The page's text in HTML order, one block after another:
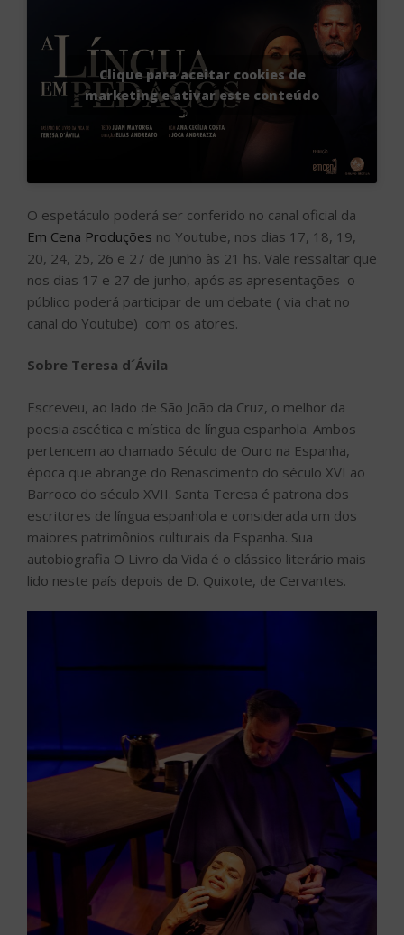
Clique para aceitar cookies de
marketing e ativar este conteúdo
O espetáculo poderá ser conferido no canal oficial da
Em Cena Produções no Youtube, nos dias 17, 18, 19,
20, 24, 25, 26 e 27 de junho às 21 hs. Vale ressaltar que
nos dias 17 e 27 de junho, após as apresentações o
público poderá participar de um debate ( via chat no
canal do Youtube) com os atores.
Sobre Teresa d´Ávila
Escreveu, ao lado de São João da Cruz, o melhor da
poesia ascética e mística de língua espanhola. Ambos
pertencem ao chamado Século de Ouro na Espanha,
época que abrange do Renascimento do século XVI ao
Barroco do século XVII. Santa Teresa é patrona dos
escritores de língua espanhola e considerada um dos
maiores patrimônios culturais da Espanha. Sua
autobiografia O Livro da Vida é o clássico literário mais
lido neste país depois de D. Quixote, de Cervantes.